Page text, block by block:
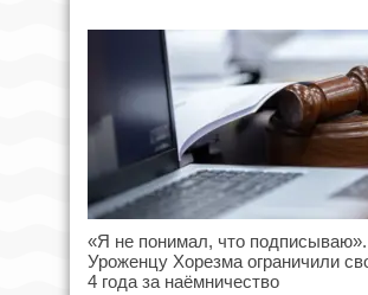
«Я не понимал, что подписываю».
Уроженцу Хорезма ограничили
4 года за наёмничество